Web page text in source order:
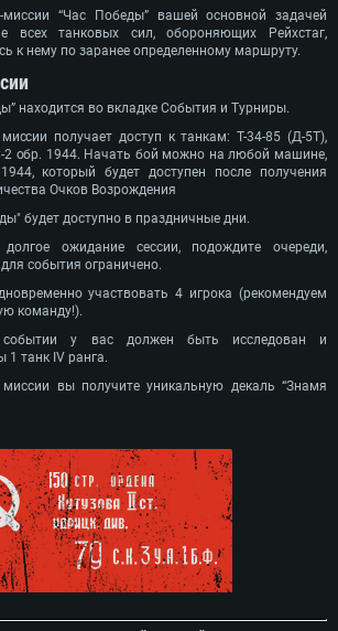
миссии “Час Победы” вашей основной задачей
всех танковых сил, обороняющих Рейхстаг,
к нему по заранее определенному маршруту.
находится во вкладке События и Турниры.
получает доступ к танкам: Т-34-85 (Д-5Т),
2 обр. 1944. Начать бой можно на любой машине,
который будет доступен после получения
Очков Возрождения
будет доступно в праздничные дни.
долгое ожидание сессии, подождите очереди,
события ограничено.
участвовать 4 игрока (рекомендуем
команду!).
у вас должен быть исследован и
1 танк IV ранга.
вы получите уникальную декаль “Знамя